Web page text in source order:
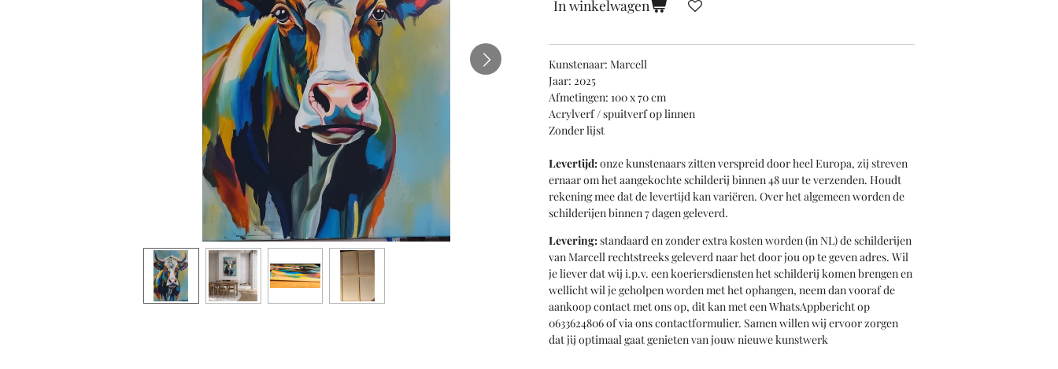
In winkelwagen
Kunstenaar: Marcell
Jaar: 2025
Afmetingen: 100 x 70 cm
Acrylverf / spuitverf op linnen
Zonder lijst
Levertijd:onze kunstenaars zitten verspreid door heel Europa, zij streven
ernaar om het aangekochte schilderij binnen 48 uur te verzenden. Houdt
rekening mee dat de levertijd kan variëren. Over het algemeen worden de
schilderijen binnen 7 dagen geleverd.
Levering:standaard en zonder extra kosten worden (in NL) de schilderijen
van Marcell rechtstreeks geleverd naar het door jou op te geven adres. Wil
je liever dat wij i.p.v. een koeriersdiensten het schilderij komen brengen en
wellicht wil je geholpen worden met het ophangen, neem dan vooraf de
aankoop contact met ons op, dit kan met een WhatsAppbericht op
0633624806 of via ons contactformulier. Samen willen wij ervoor zorgen
dat jij optimaal gaat genieten van jouw nieuwe kunstwerk